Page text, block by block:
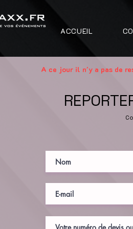
ACCUEIL
A ce jour il n'y a pas de